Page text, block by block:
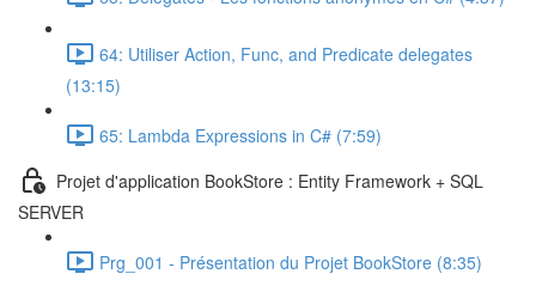
64: Utiliser Action, Func, and Predicate delegates
(13:15)
65: Lambda Expressions in C# (7:59)
Projet d'application BookStore : Entity Framework + SQL
SERVER
Prg_001 - Présentation du Projet BookStore (8:35)